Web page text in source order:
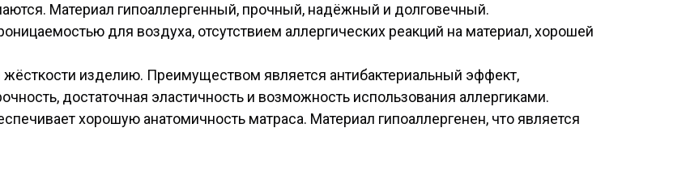
Материал гипоаллергенный, прочный, надёжный и долговечный.
для воздуха, отсутствием аллергических реакций на материал, хорошей
изделию. Преимуществом является антибактериальный эффект,
достаточная эластичность и возможность использования аллергиками.
хорошую анатомичность матраса. Материал гипоаллергенен, что является